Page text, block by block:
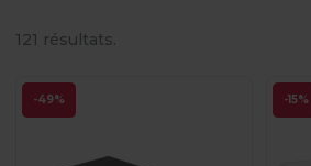
121 résultats.
-49% -15%